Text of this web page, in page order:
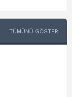
TÜMÜNÜ GÖSTER